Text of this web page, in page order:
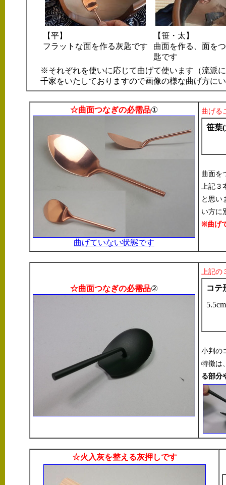
【平】
フラットな面を作る灰匙です
【笹・太】
曲面を作る、面を
匙です
※それぞれを使いに応じて曲げて使います（流派
千家をいたしておりますので画像の様な曲げ方に
☆曲面つなぎの必需品①
曲げていない状態です
曲げる
笹葉
曲面を
上記
と思い
い方に
※曲げ
☆曲面つなぎの必需品②
上記
コテ
小判の
特徴は
る部分
☆火入灰を整える灰押しです